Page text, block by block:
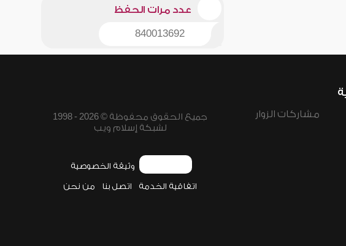
عدد مرات الحفظ
840013692
مشاركات الزوار
جميع الحقوق محفوظة © 2026 - 1998
لشبكة إسلام ويب
وثيقة الخصوصية
اتفاقية الخدمة اتصل بنا من نحن